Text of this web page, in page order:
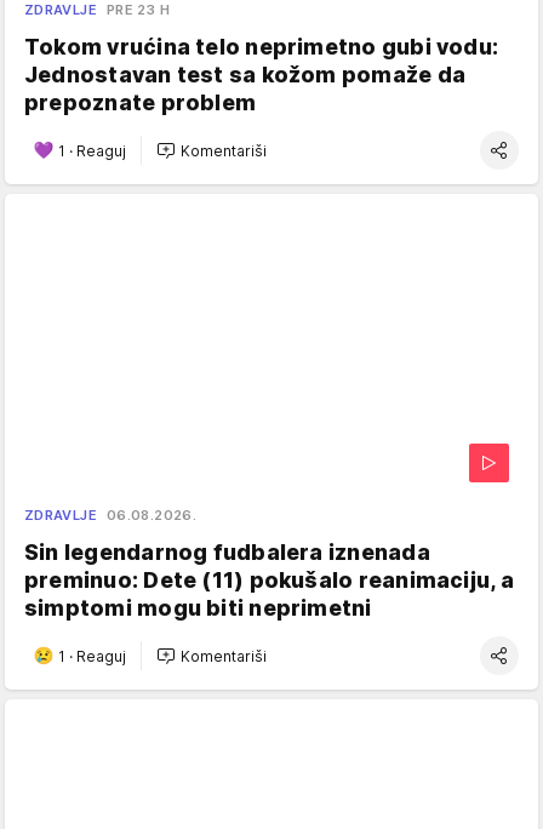
ZDRAVLJE PRE 23 H
Tokom vrućina telo neprimetno gubi vodu:
Jednostavan test sa kožom pomaže da
prepoznate problem
1 · Reaguj Komentariši
ZDRAVLJE 06.08.2026.
Sin legendarnog fudbalera iznenada
preminuo: Dete (11) pokušalo reanimaciju, a
simptomi mogu biti neprimetni
1 · Reaguj Komentariši